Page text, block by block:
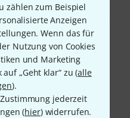
zählen zum Beispiel
Anzeigen
Wenn das für
Nutzung von Cookies
und Marketing
„Geht klar“ zu (alle
).
jederzeit
(hier) widerrufen.
per Nachnahme,
Klarna Sofort bezahlen